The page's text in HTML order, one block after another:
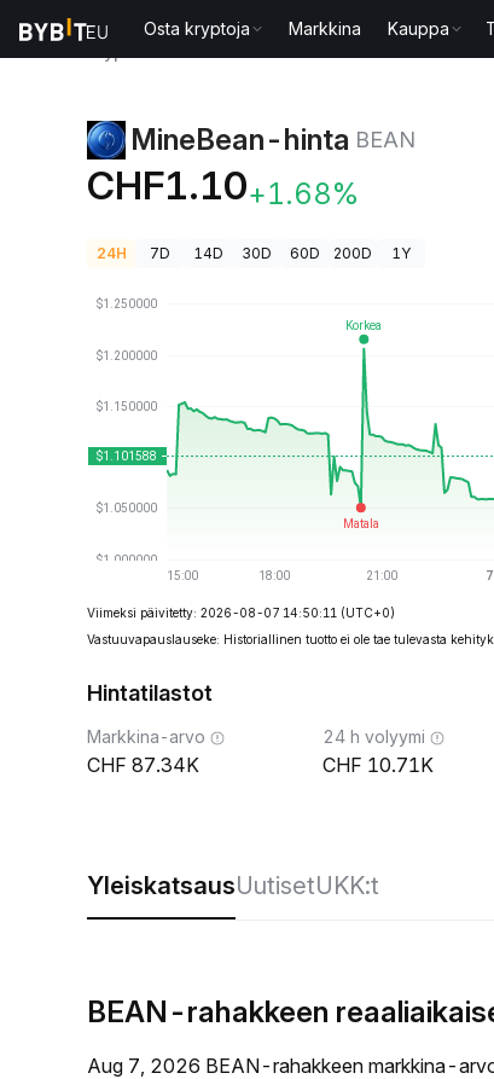
Osta kryptoja Markkina Kauppa
MineBean-hinta BEAN
CHF1.10+1.68%
24H 7D 14D 30D 60D 200D 1Y
Viimeksi päivitetty: 2026-08-07 14:50:11 (UTC+0)
Vastuuvapauslauseke: Historiallinen tuotto ei ole tae tulevasta
Hintatilastot
Markkina-arvo
87.34K
24 h volyymi
10.71K
YleiskatsausUutisetUKK:t
BEAN-rahakkeen
Aug 7, 2026 BEAN-rahakkeen markkina-